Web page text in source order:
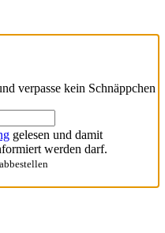
verpasse kein Schnäppchen
gelesen und damit
werden darf.